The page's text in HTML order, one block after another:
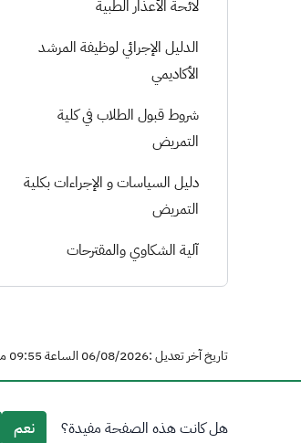
لائحة الأعذار الطبية
الدليل الإجرائي لوظيفة المرشد
الأكاديمي
شروط قبول الطلاب في كلية
التمريض
دليل السياسات و الإجراءات بكلية
التمريض
آلية الشكاوي والمقترحات
تاريخ آخر تعديل :06/08/2026 الساعة 09:55 مساءً
هل كانت هذه الصفحة مفيدة؟ نعم